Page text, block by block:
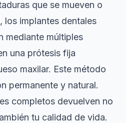
que se mueven o
los implantes dentales
mediante múltiples
una prótesis fija
maxilar. Este método
permanente y natural.
completos devuelven no
tu calidad de vida.